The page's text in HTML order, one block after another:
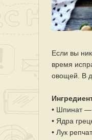
Если вы
время
овощей. В
• Шпинат —
• Ядра
• Лук